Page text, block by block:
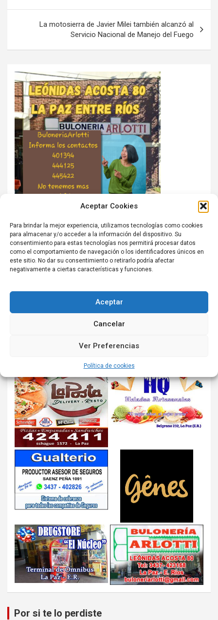
Aceptar Cookies
Para brindar la mejor experiencia, utilizamos tecnologías como cookies
para almacenar y/o acceder a la información del dispositivo. Su
consentimiento para estas tecnologías nos permitirá procesar datos
como el comportamiento de navegación o los identificadores únicos en
este sitio. No dar su consentimiento o retirarlo podría afectar
negativamente a ciertas características y funciones.
Aceptar
Cancelar
Ver Preferencias
Política de cookies
entradas
La motosierra de Javier Milei también alcanzó al
Servicio Nacional de Manejo del Fuego
Por si te lo perdiste